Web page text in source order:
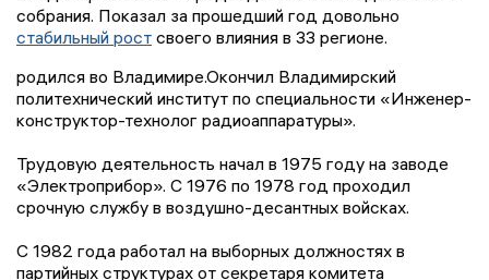
собрания. Показал за прошедший год довольно
стабильный рост своего влияния в 33 регионе.
родился во Владимире.Окончил Владимирский
политехнический институт по специальности «Инженер-
конструктор-технолог радиоаппаратуры».
Трудовую деятельность начал в 1975 году на заводе
«Электроприбор». С 1976 по 1978 год проходил
срочную службу в воздушно-десантных войсках.
С 1982 года работал на выборных должностях в
партийных структурах от секретаря комитета